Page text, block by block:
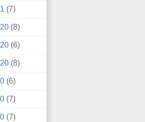
(7)
(8)
(6)
(8)
(6)
(7)
(7)